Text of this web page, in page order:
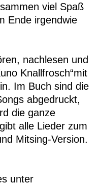
viel Spaß
Ende irgendwie
nachlesen und
Knallfrosch“mit
Im Buch sind die
abgedruckt,
die ganze
alle Lieder zum
Mitsing-Version.
unter